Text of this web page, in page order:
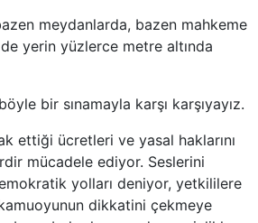
meydanlarda, bazen mahkeme
yerin yüzlerce metre altında
bir sınamayla karşı karşıyayız.
ettiği ücretleri ve yasal haklarını
mücadele ediyor. Seslerini
yolları deniyor, yetkililere
dikkatini çekmeye